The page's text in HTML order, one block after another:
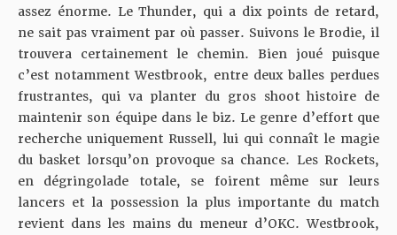
assez énorme. Le Thunder, qui a dix points de retard,
ne sait pas vraiment par où passer. Suivons le Brodie, il
trouvera certainement le chemin. Bien joué puisque
c’est notamment Westbrook, entre deux balles perdues
frustrantes, qui va planter du gros shoot histoire de
maintenir son équipe dans le biz. Le genre d’effort que
recherche uniquement Russell, lui qui connaît le magie
du basket lorsqu’on provoque sa chance. Les Rockets,
en dégringolade totale, se foirent même sur leurs
lancers et la possession la plus importante du match
revient dans les mains du meneur d’OKC. Westbrook,